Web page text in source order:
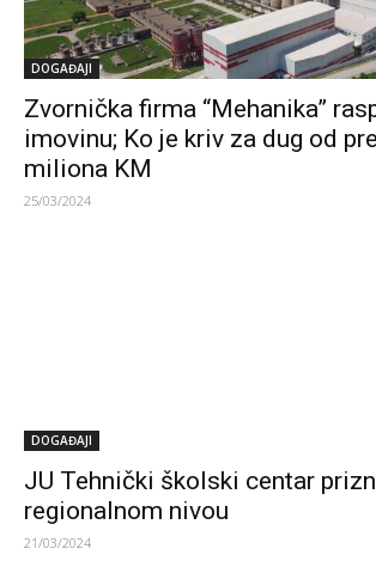
DOGAĐAJI
Zvornička firma “Mehanika”
imovinu; Ko je kriv za dug od
miliona KM
25/03/2024
DOGAĐAJI
JU Tehnički školski centar
regionalnom nivou
21/03/2024